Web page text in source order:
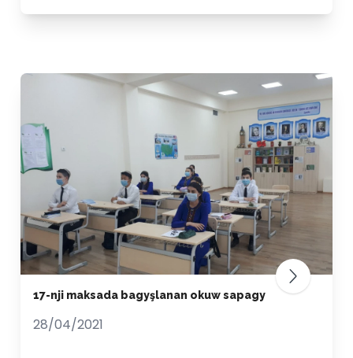
17-nji maksada bagyşlanan okuw sapagy
28/04/2021